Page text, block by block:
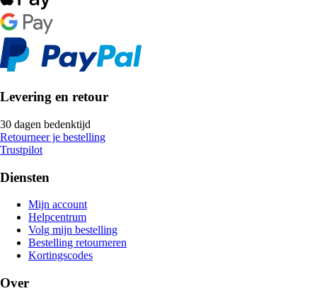
Levering en retour
30 dagen bedenktijd
Retourneer je bestelling
Trustpilot
Diensten
Mijn account
Helpcentrum
Volg mijn bestelling
Bestelling retourneren
Kortingscodes
Over